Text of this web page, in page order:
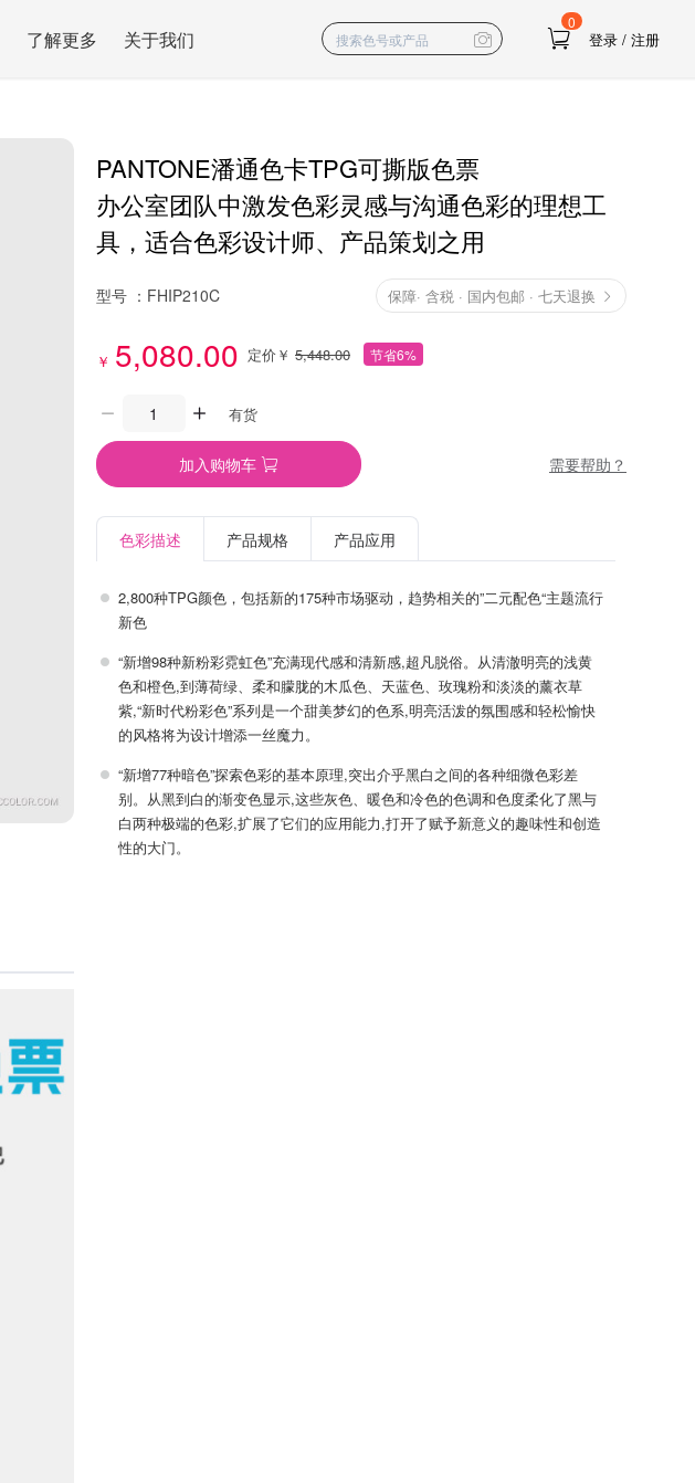
了解更多 关于我们
0
登录 / 注册
PANTONE潘通色卡TPG可撕版色票
办公室团队中激发色彩灵感与沟通色彩的理想工
具，适合色彩设计师、产品策划之用
型号 ： FHIP210C 保障· 含税 · 国内包邮 · 七天退换
￥ 5,080.00 定价￥ 5,448.00 节省6%
有货
加入购物车 需要帮助？
色彩描述 产品规格 产品应用
2,800种TPG颜色，包括新的175种市场驱动，趋势相关的”二元配色“主题流行
新色
“新增98种新粉彩霓虹色”充满现代感和清新感,超凡脱俗。从清澈明亮的浅黄
色和橙色,到薄荷绿、柔和朦胧的木瓜色、天蓝色、玫瑰粉和淡淡的薰衣草
紫,“新时代粉彩色”系列是一个甜美梦幻的色系,明亮活泼的氛围感和轻松愉快
的风格将为设计增添一丝魔力。
“新增77种暗色”探索色彩的基本原理,突出介乎黑白之间的各种细微色彩差
别。从黑到白的渐变色显示,这些灰色、暖色和冷色的色调和色度柔化了黑与
白两种极端的色彩,扩展了它们的应用能力,打开了赋予新意义的趣味性和创造
性的大门。